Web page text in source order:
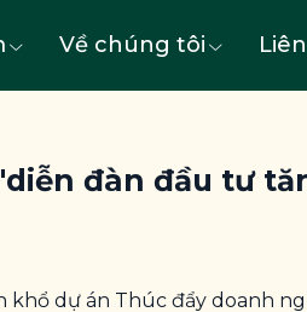
Về chúng tôi
đàn đầu tư
khổ dự án Thúc đẩy doanh